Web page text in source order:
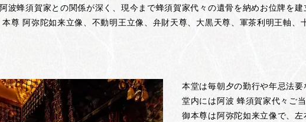
阿波蜂須賀家との関係が深く、現今まで蜂須賀家代々の遺骨を納めお位牌を
本尊 阿弥陀如来立像、不動明王立像、弁財天尊、大黒天尊、軍茶利明王軸、
本堂は毎朝夕の勤行や年忌法要
堂内には阿波 蜂須賀家代々ご
御本尊は阿弥陀如来立像で、